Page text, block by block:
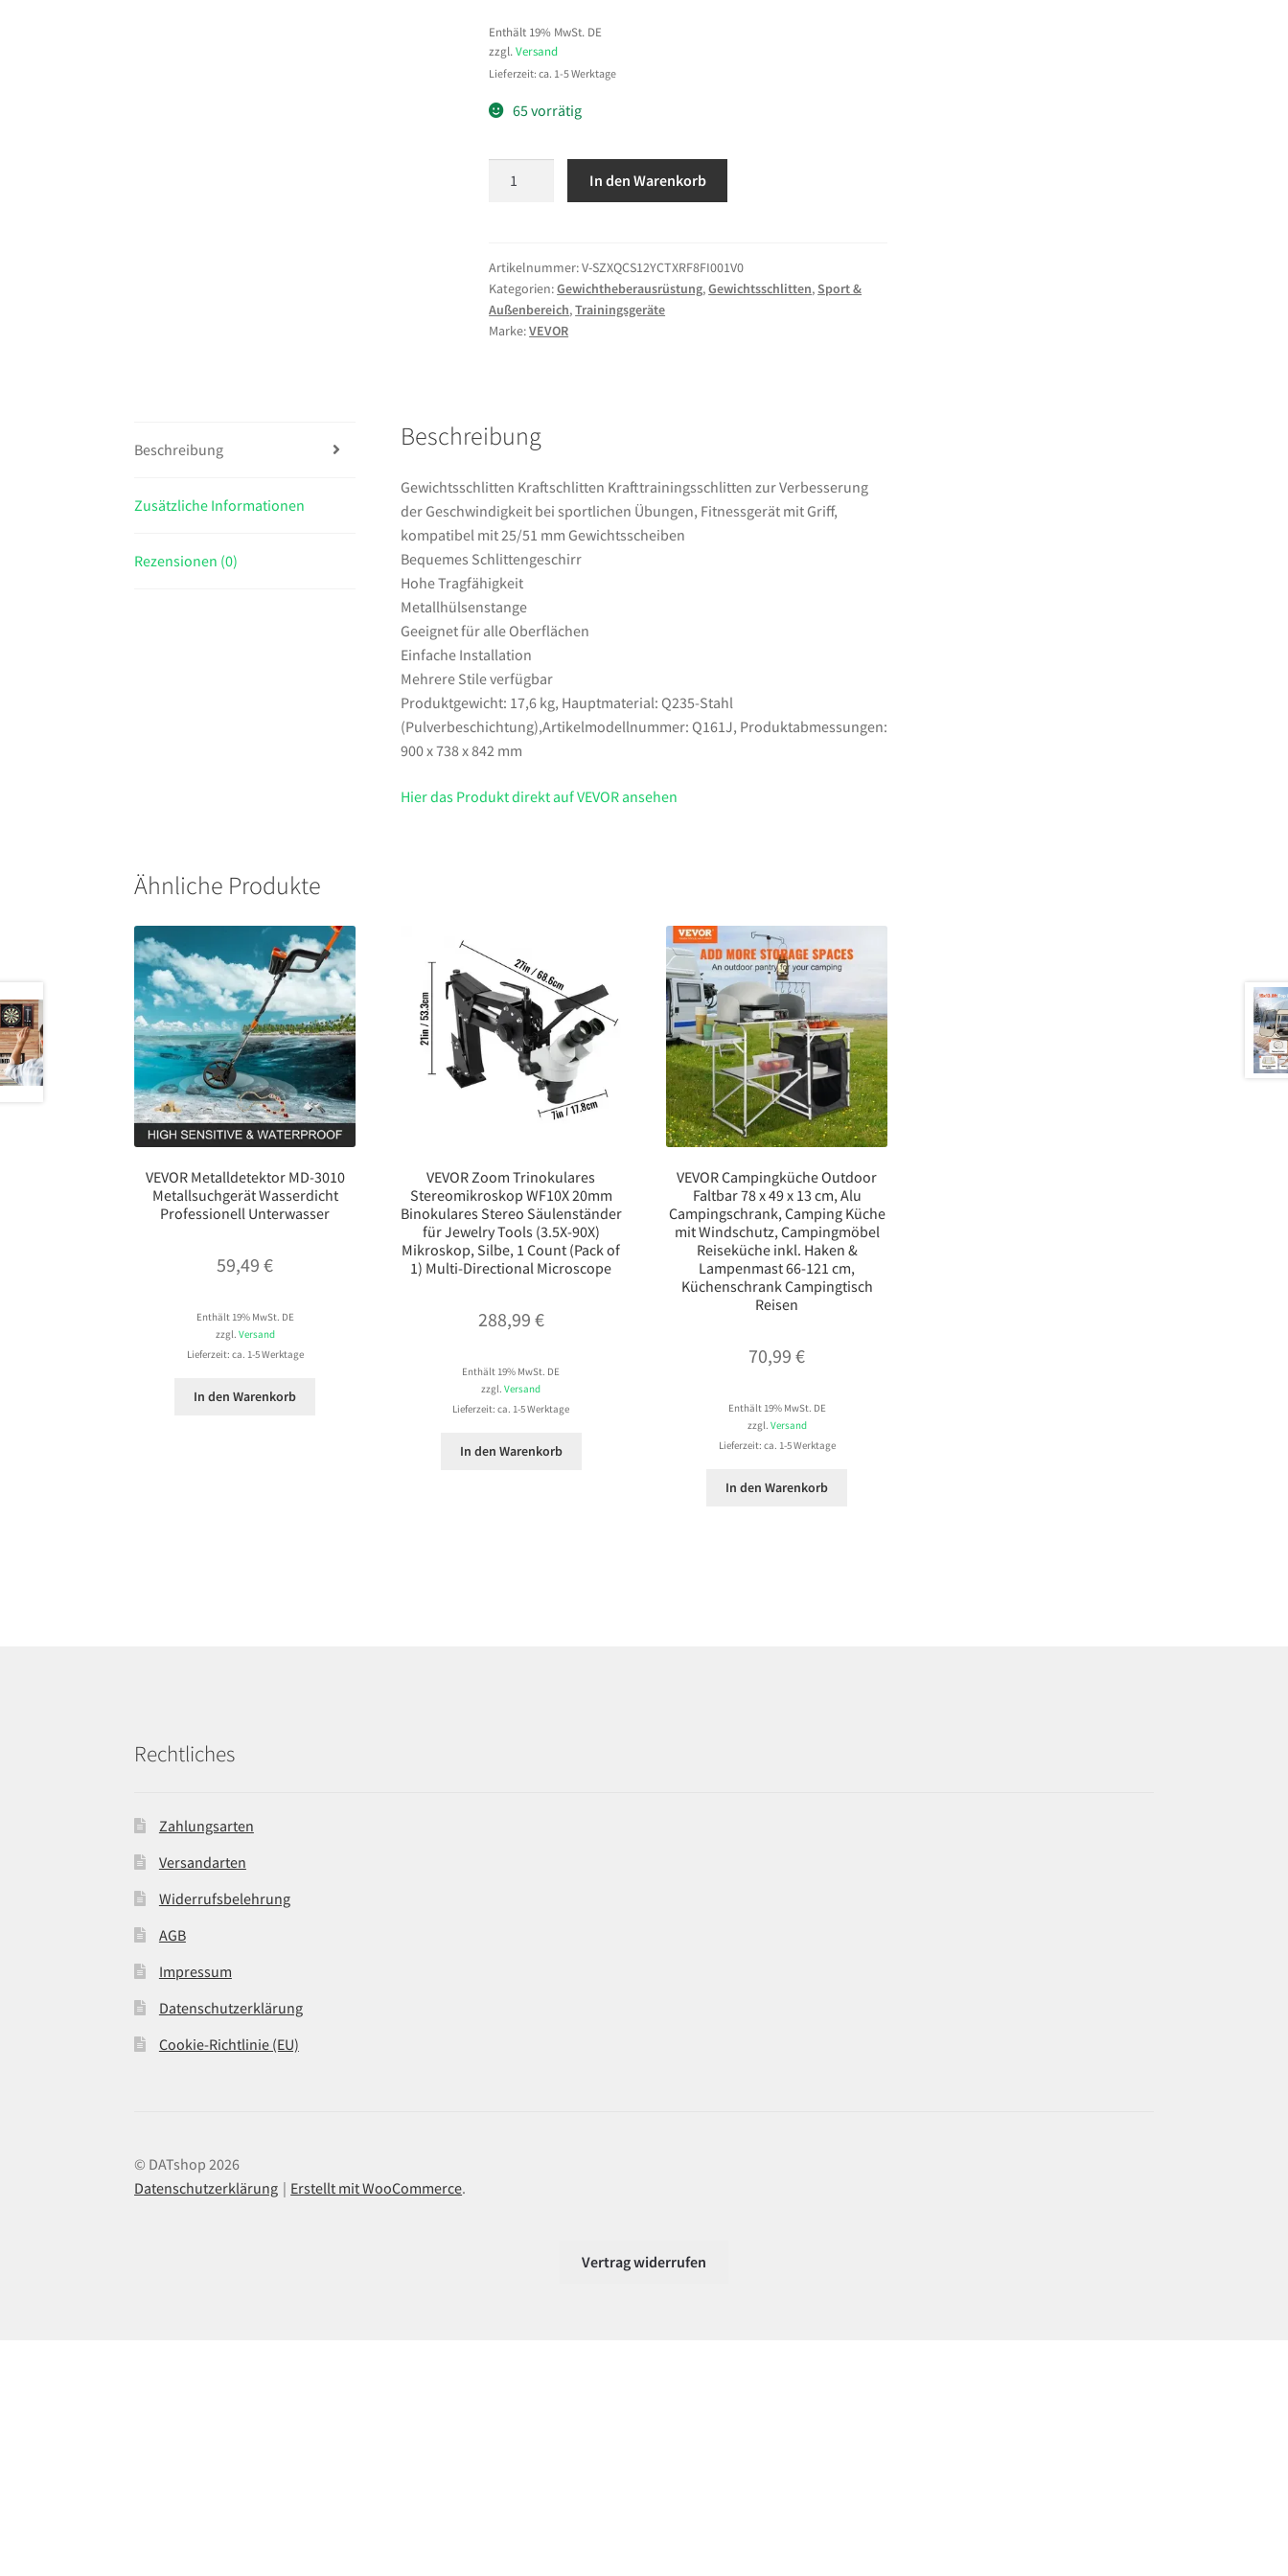
Enthält 19% MwSt. DE
zzgl.Versand
Lieferzeit: ca. 1-5 Werktage
65 vorrätig
zur
Verbesserung
der
Geschwindigkeit
Fitnessgerät
Griff,
kompatibel
mit
25/51
mm
Gewichtsscheiben
Menge
In den Warenkorb
Artikelnummer:V-SZXQCS12YCTXRF8FI001V0
Kategorien:Gewichtheberausrüstung,Gewichtsschlitten,Sport &
Außenbereich,Trainingsgeräte
Marke:VEVOR
Beschreibung
Zusätzliche Informationen
Rezensionen (0)
Beschreibung
Gewichtsschlitten Kraftschlitten Krafttrainingsschlitten zur Verbesserung
der Geschwindigkeit bei sportlichen Übungen, Fitnessgerät mit Griff,
kompatibel mit 25/51 mm Gewichtsscheiben
Bequemes Schlittengeschirr
Hohe Tragfähigkeit
Metallhülsenstange
Geeignet für alle Oberflächen
Einfache Installation
Mehrere Stile verfügbar
Produktgewicht: 17,6 kg, Hauptmaterial: Q235-Stahl
(Pulverbeschichtung),Artikelmodellnummer: Q161J, Produktabmessungen:
900 x 738 x 842 mm
Hier das Produkt direkt auf VEVOR ansehen
Ähnliche Produkte
VEVOR Metalldetektor MD-3010
Metallsuchgerät Wasserdicht
Professionell Unterwasser
59,49€
Enthält 19% MwSt. DE
zzgl. Versand
Lieferzeit: ca. 1-5 Werktage
In den Warenkorb
VEVOR Zoom Trinokulares
Stereomikroskop WF10X 20mm
Binokulares Stereo Säulenständer
für Jewelry Tools (3.5X-90X)
Mikroskop, Silbe, 1 Count (Pack of
1) Multi-Directional Microscope
288,99 €
Enthält 19% MwSt. DE
zzgl.Versand
Lieferzeit: ca. 1-5 Werktage
In den Warenkorb
VEVOR Campingküche Outdoor
Faltbar 78 x 49 x 13 cm, Alu
Campingschrank, Camping Küche
mit Windschutz, Campingmöbel
Reiseküche inkl. Haken &
Lampenmast 66-121 cm,
Küchenschrank Campingtisch
Reisen
70,99€
Enthält 19% MwSt. DE
zzgl. Versand
Lieferzeit: ca. 1-5 Werktage
In den Warenkorb
Rechtliches
Zahlungsarten
Versandarten
Widerrufsbelehrung
AGB
Impressum
Datenschutzerklärung
Cookie-Richtlinie (EU)
© DATshop 2026
Datenschutzerklärung
Erstellt mit WooCommerce.
Vertrag widerrufen